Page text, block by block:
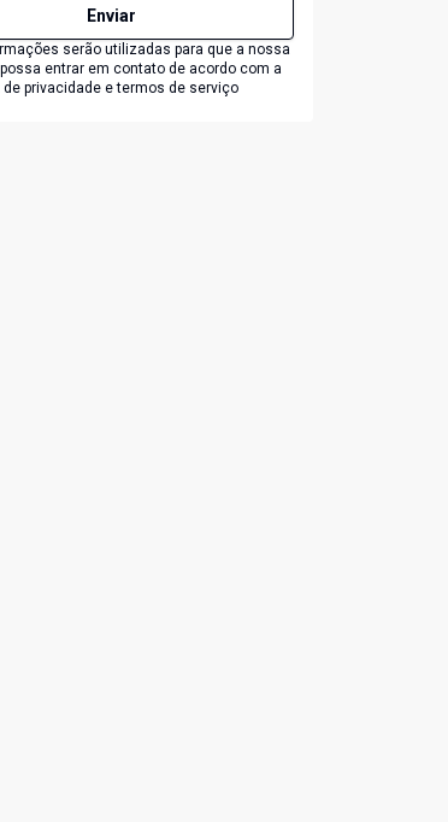
Enviar
serão utilizadas para que a nossa
entrar em contato de acordo com a
privacidade e termos de serviço